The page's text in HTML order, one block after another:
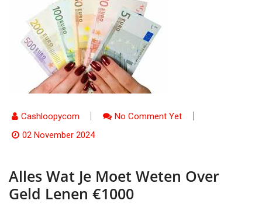
Cashloopycom
No Comment Yet
02 November 2024
Alles Wat Je Moet Weten Over
Geld Lenen €1000